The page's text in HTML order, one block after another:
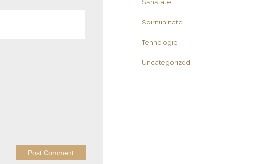
Sănătate
Spiritualitate
Tehnologie
Uncategorized